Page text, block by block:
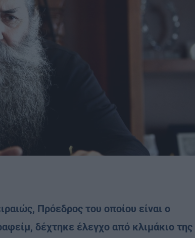
Πρόεδρος του οποίου είναι ο
δέχτηκε έλεγχο από κλιμάκιο της